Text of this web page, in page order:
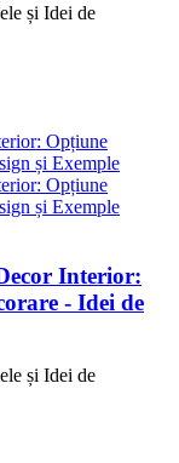
și Idei de
Interior:
- Idei de
și Idei de